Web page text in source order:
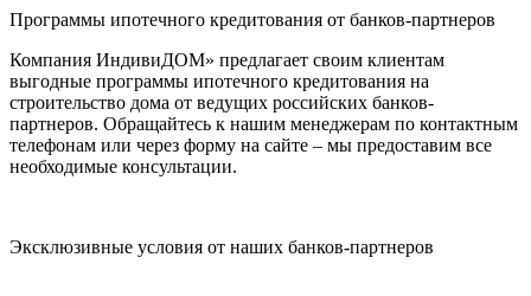
Программы ипотечного кредитования от банков-партнеров
Компания ИндивиДОМ» предлагает своим клиентам
выгодные программы ипотечного кредитования на
строительство дома от ведущих российских банков-
партнеров. Обращайтесь к нашим менеджерам по контактным
телефонам или через форму на сайте – мы предоставим все
необходимые консультации.
Эксклюзивные условия от наших банков-партнеров